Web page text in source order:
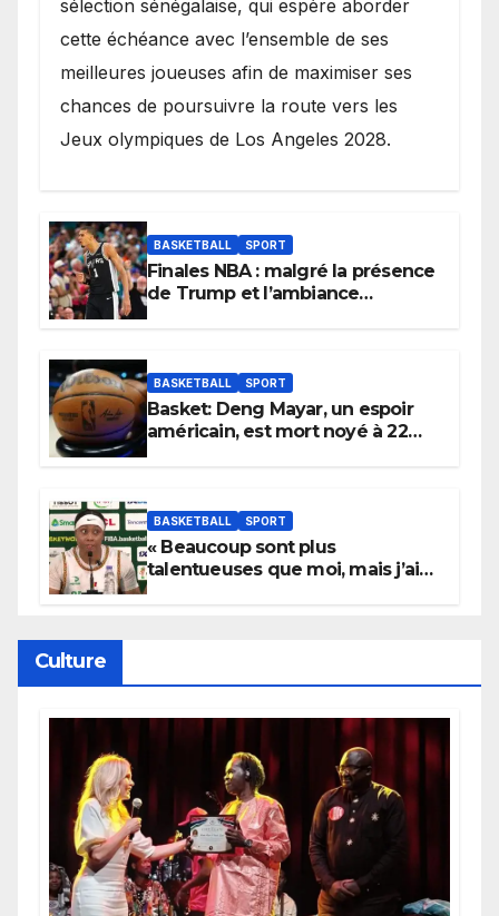
sélection sénégalaise, qui espère aborder
cette échéance avec l’ensemble de ses
meilleures joueuses afin de maximiser ses
chances de poursuivre la route vers les
Jeux olympiques de Los Angeles 2028.
BASKETBALL SPORT
Finales NBA : malgré la présence
de Trump et l’ambiance
BASKETBALL SPORT
Basket: Deng Mayar, un espoir
américain, est mort noyé à 22
BASKETBALL SPORT
« Beaucoup sont plus
talentueuses que moi, mais j’ai
Culture